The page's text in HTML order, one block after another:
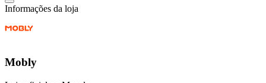
Informações da loja
Mobly